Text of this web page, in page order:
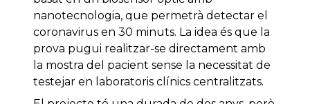
nanotecnologia, que permetrà detectar el
coronavirus en 30 minuts. La idea és que la
prova pugui realitzar-se directament amb
la mostra del pacient sense la necessitat de
testejar en laboratoris clínics centralitzats.